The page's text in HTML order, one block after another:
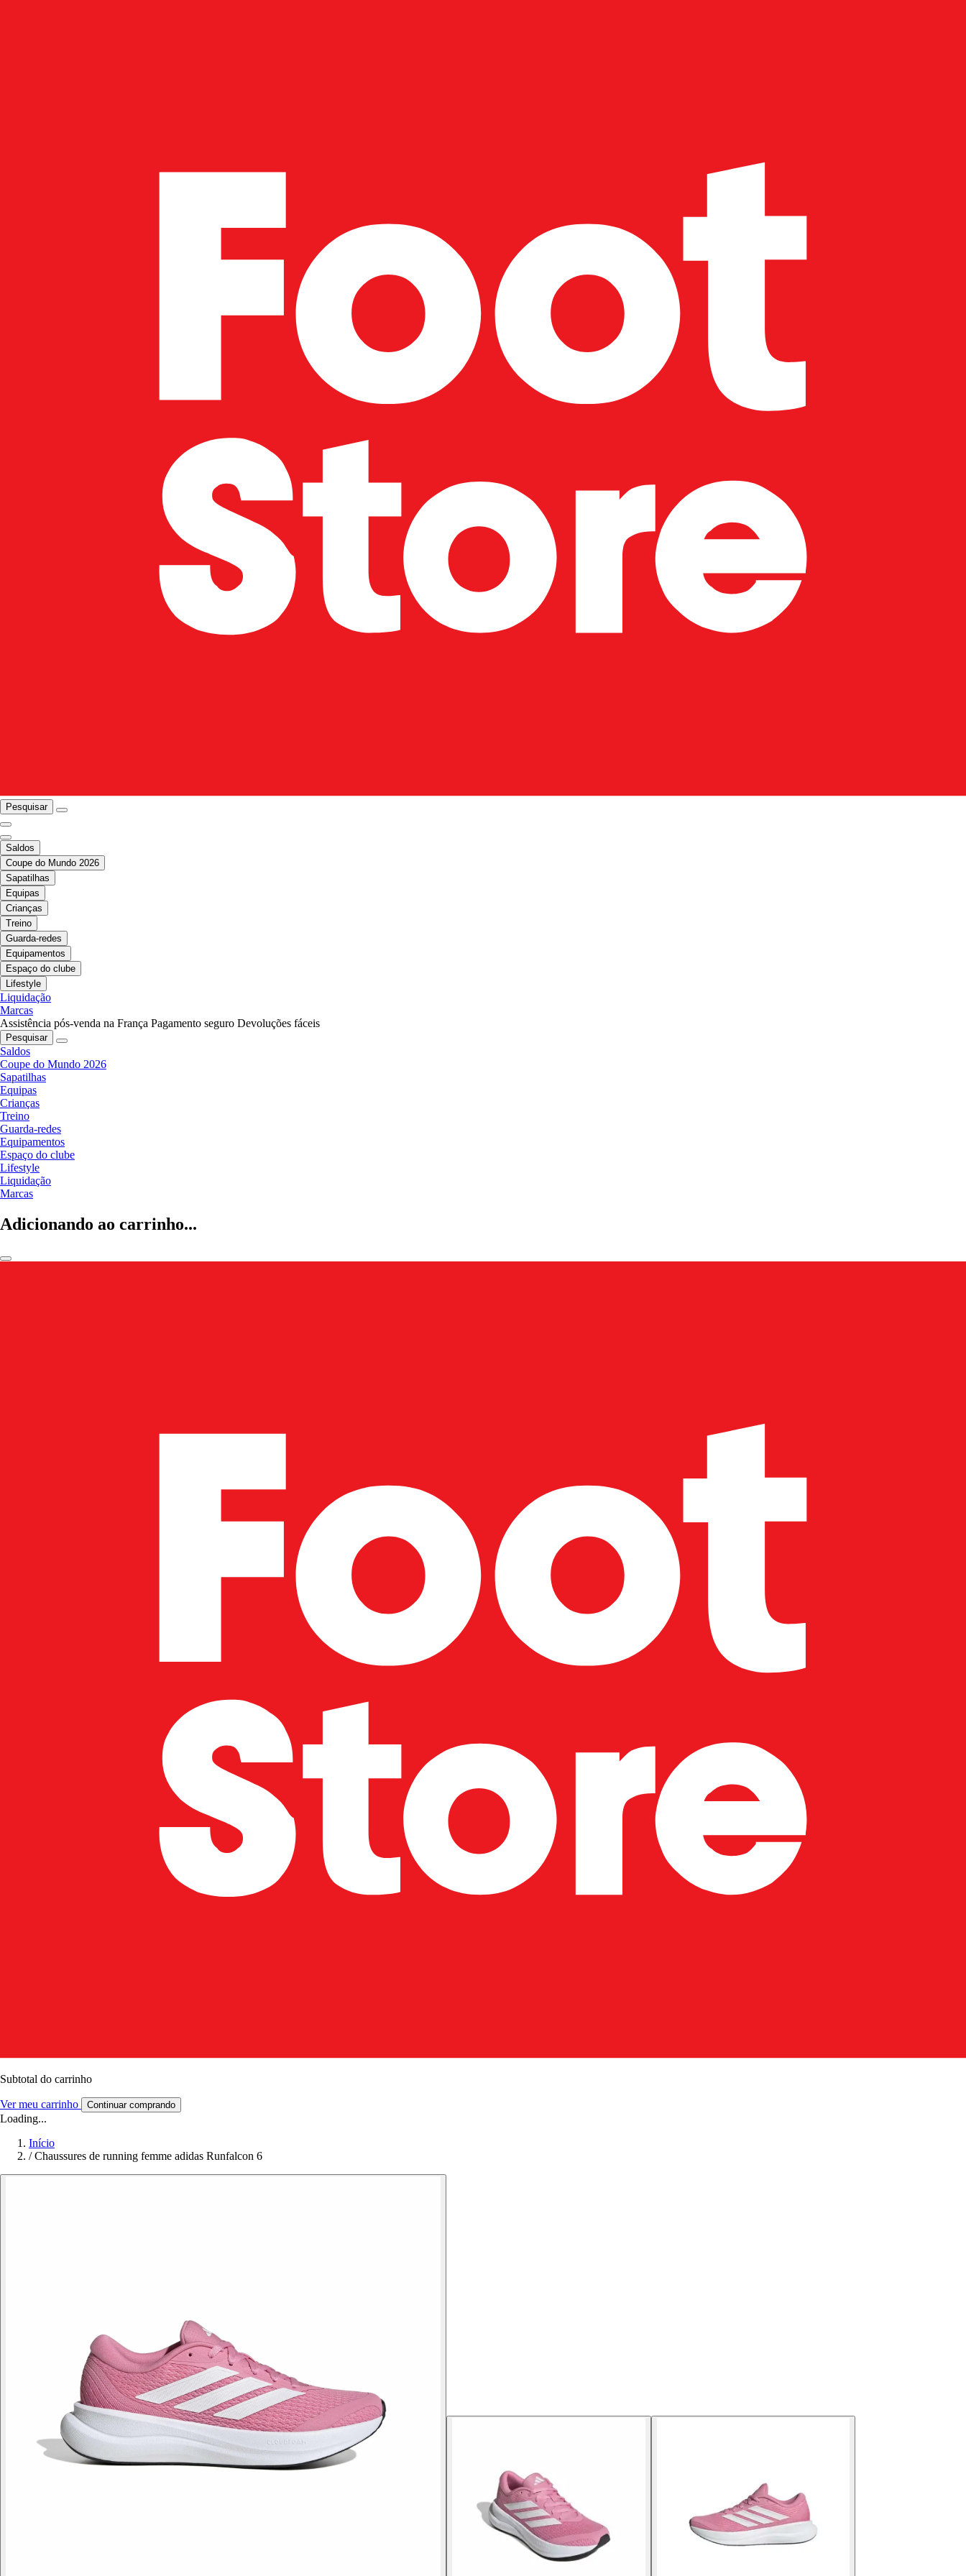
Pesquisar
Saldos
Coupe do Mundo 2026
Sapatilhas
Equipas
Crianças
Treino
Guarda-redes
Equipamentos
Espaço do clube
Lifestyle
Liquidação
Marcas
Assistência pós-venda na França Pagamento seguro Devoluções fáceis
Pesquisar
Saldos
Coupe do Mundo 2026
Sapatilhas
Equipas
Crianças
Treino
Guarda-redes
Equipamentos
Espaço do clube
Lifestyle
Liquidação
Marcas
Adicionando ao carrinho...
Subtotal do carrinho
Ver meu carrinho Continuar comprando
Loading...
Início
/ Chaussures de running femme adidas Runfalcon 6